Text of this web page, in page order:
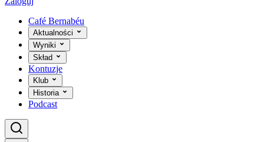
Café Bernabéu
Aktualności
Wyniki
Skład
Kontuzje
Klub
Historia
Podcast